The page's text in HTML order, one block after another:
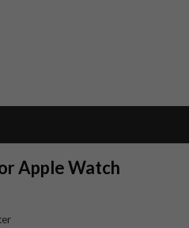
Apple Watch